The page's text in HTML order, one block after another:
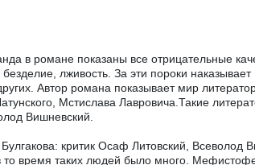
в романе показаны все отрицательные
лживость. За эти пороки наказывает
Автор романа показывает мир
Мстислава Лавровича.Такие
Вишневский.
критик Осаф Литовский, Всеволод
то время таких людей было много.